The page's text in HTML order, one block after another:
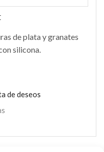
de plata y granates
silicona.
de deseos